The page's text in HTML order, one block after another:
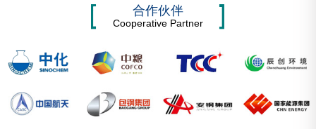
合作伙伴
Cooperative Partner